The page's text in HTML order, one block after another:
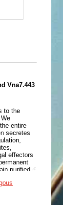
Vna7.443
to the
entire
secretes
effectors
purified,
for
purified